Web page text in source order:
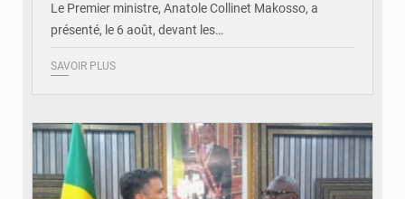
Le Premier ministre, Anatole Collinet Makosso, a
présenté, le 6 août, devant les…
SAVOIR PLUS